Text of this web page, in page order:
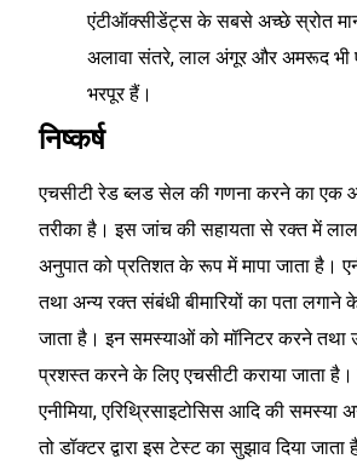
एंटीऑक्सीडेंट्स के सबसे अच्छे स्रोत
अलावा संतरे, लाल अंगूर और अमरूद
भरपूर हैं।
निष्कर्ष
एचसीटी रेड ब्लड सेल की गणना करने का एक
तरीका है। इस जांच की सहायता से रक्त में
अनुपात को प्रतिशत के रूप में मापा जाता है।
तथा अन्य रक्त संबंधी बीमारियों का पता लगाने
जाता है। इन समस्याओं को मॉनिटर करने तथा
प्रशस्त करने के लिए एचसीटी कराया जाता है।
एनीमिया, एरिथ्रिसाइटोसिस आदि की समस्या
तो डॉक्टर द्वारा इस टेस्ट का सुझाव दिया जाता